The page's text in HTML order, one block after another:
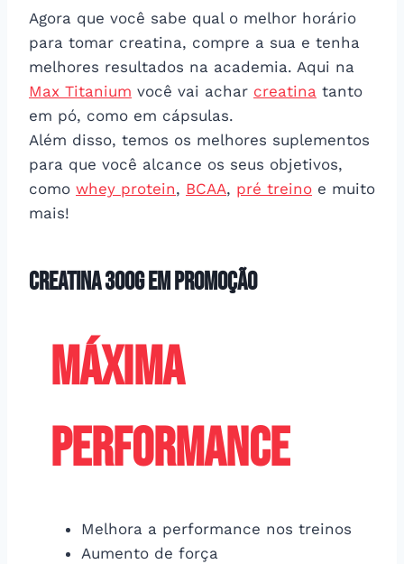
Agora que você sabe qual o melhor horário
para tomar creatina, compre a sua e tenha
melhores resultados na academia. Aqui na
Max Titanium você vai achar creatina tanto
em pó, como em cápsulas.
Além disso, temos os melhores suplementos
para que você alcance os seus objetivos,
como whey protein, BCAA, pré treino e muito
mais!
Creatina 300g em promoção
MÁXIMA
PERFORMANCE
Melhora a performance nos treinos
Aumento de força